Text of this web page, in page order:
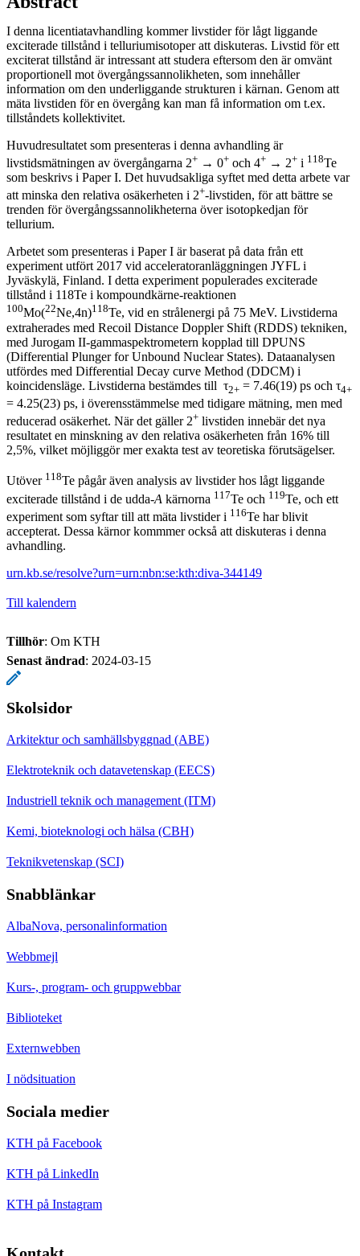
I denna licentiatavhandling kommer livstider för lågt liggande
exciterade tillstånd i telluriumisotoper att diskuteras. Livstid för ett
exciterat tillstånd är intressant att studera eftersom den är omvänt
proportionell mot övergångssannolikheten, som innehåller
information om den underliggande strukturen i kärnan. Genom att
mäta livstiden för en övergång kan man få information om t.ex.
tillståndets kollektivitet.
Huvudresultatet som presenteras i denna avhandling är
livstidsmätningen av övergångarna 2+ → 0+ och 4+ → 2+ i 118Te
som beskrivs i Paper I. Det huvudsakliga syftet med detta arbete var
att minska den relativa osäkerheten i 2+-livstiden, för att bättre se
trenden för övergångssannolikheterna över isotopkedjan för
tellurium.
Arbetet som presenteras i Paper I är baserat på data från ett
experiment utfört 2017 vid acceleratoranläggningen JYFL i
Jyväskylä, Finland. I detta experiment populerades exciterade
tillstånd i 118Te i kompoundkärne-reaktionen
100Mo(22Ne,4n)118Te, vid en strålenergi på 75 MeV. Livstiderna
extraherades med Recoil Distance Doppler Shift (RDDS) tekniken,
med Jurogam II-gammaspektrometern kopplad till DPUNS
(Differential Plunger for Unbound Nuclear States). Dataanalysen
utfördes med Differential Decay curve Method (DDCM) i
koincidensläge. Livstiderna bestämdes till τ2+ = 7.46(19) ps och τ4+
= 4.25(23) ps, i överensstämmelse med tidigare mätning, men med
reducerad osäkerhet. När det gäller 2+ livstiden innebär det nya
resultatet en minskning av den relativa osäkerheten från 16% till
2,5%, vilket möjliggör mer exakta test av teoretiska förutsägelser.
Utöver 118Te pågår även analysis av livstider hos lågt liggande
exciterade tillstånd i de udda-A kärnorna 117Te och 119Te, och ett
experiment som syftar till att mäta livstider i 116Te har blivit
accepterat. Dessa kärnor kommmer också att diskuteras i denna
avhandling.
urn.kb.se/resolve?urn=urn:nbn:se:kth:diva-344149
Till kalendern
Tillhör: Om KTH
Senast ändrad: 2024-03-15
Skolsidor
Arkitektur och samhällsbyggnad (ABE)
Elektroteknik och datavetenskap (EECS)
Industriell teknik och management (ITM)
Kemi, bioteknologi och hälsa (CBH)
Teknikvetenskap (SCI)
Snabblänkar
AlbaNova, personalinformation
Webbmejl
Kurs-, program- och gruppwebbar
Biblioteket
Externwebben
I nödsituation
Sociala medier
KTH på Facebook
KTH på LinkedIn
KTH på Instagram